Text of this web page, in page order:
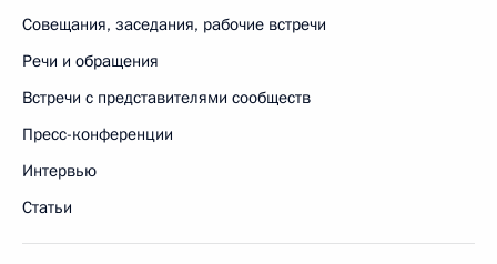
Совещания, заседания, рабочие встречи
Речи и обращения
Встречи с представителями сообществ
Пресс-конференции
Интервью
Статьи